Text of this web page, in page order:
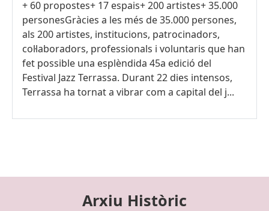
+ 60 propostes+ 17 espais+ 200 artistes+ 35.000
personesGràcies a les més de 35.000 persones,
als 200 artistes, institucions, patrocinadors,
col·laboradors, professionals i voluntaris que han
fet possible una esplèndida 45a edició del
Festival Jazz Terrassa. Durant 22 dies intensos,
Terrassa ha tornat a vibrar com a capital del j...
Arxiu Històric